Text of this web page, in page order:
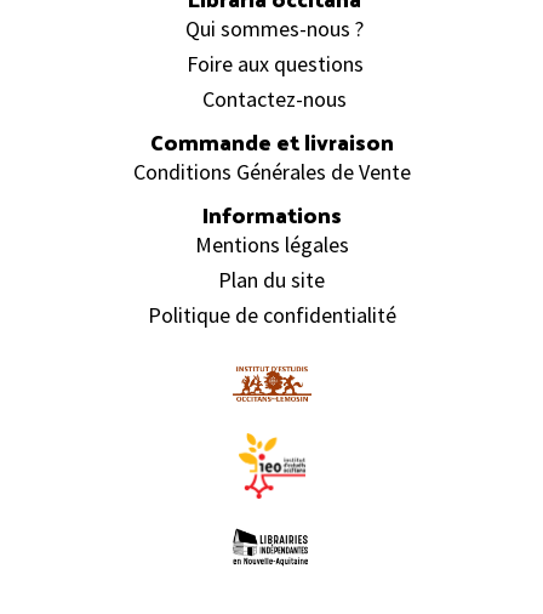
Qui sommes-nous ?
Foire aux questions
Contactez-nous
Commande et livraison
Conditions Générales de Vente
Informations
Mentions légales
Plan du site
Politique de confidentialité